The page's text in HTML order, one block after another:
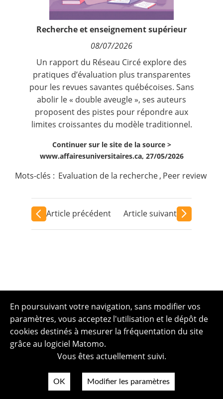
Recherche et enseignement supérieur
08/07/2026
Un rapport du Réseau Circé explore des
pratiques d’évaluation plus transparentes
pour les revues savantes québécoises. Sans
abolir le « double aveugle », ses auteurs
proposent des pistes pour répondre aux
limites croissantes du modèle traditionnel.
Continuer sur le site de la source >
www.affairesuniversitaires.ca, 27/05/2026
Mots-clés : Evaluation de la recherche, Peer review
Article précédent Article suivant
En poursuivant votre navigation, sans modifier vos
paramètres, vous acceptez l'utilisation et le dépôt de
cookies destinés à mesurer la fréquentation du site
grâce au logiciel Matomo.
Vous êtes actuellement suivi.
OK Modifier les paramètres